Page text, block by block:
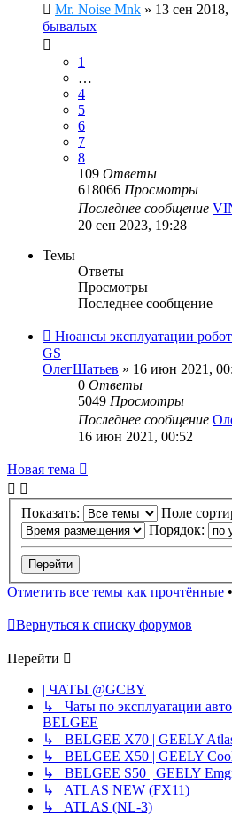
Mr. Noise Mnk » 13 сен
бывалых
1
…
4
5
6
7
8
109 Ответы
618066 Просмотры
Последнее сообщение
20 сен 2023, 19:28
Темы
Ответы
Просмотры
Последнее сообщение
Нюансы эксплуатации
GS
ОлегШатьев » 16 июн 2021,
0 Ответы
5049 Просмотры
Последнее сообщение
16 июн 2021, 00:52
Новая тема
Показать:
Поле
Порядок:
Отметить все темы как прочтённые
Вернуться к списку форумов
Перейти
| ЧАТЫ @GCBY
↳ Чаты по эксплуатации
BELGEE
↳ BELGEE X70 | GEELY
↳ BELGEE X50 | GEELY
↳ BELGEE S50 | GEELY
↳ ATLAS NEW (FX11)
↳ ATLAS (NL-3)